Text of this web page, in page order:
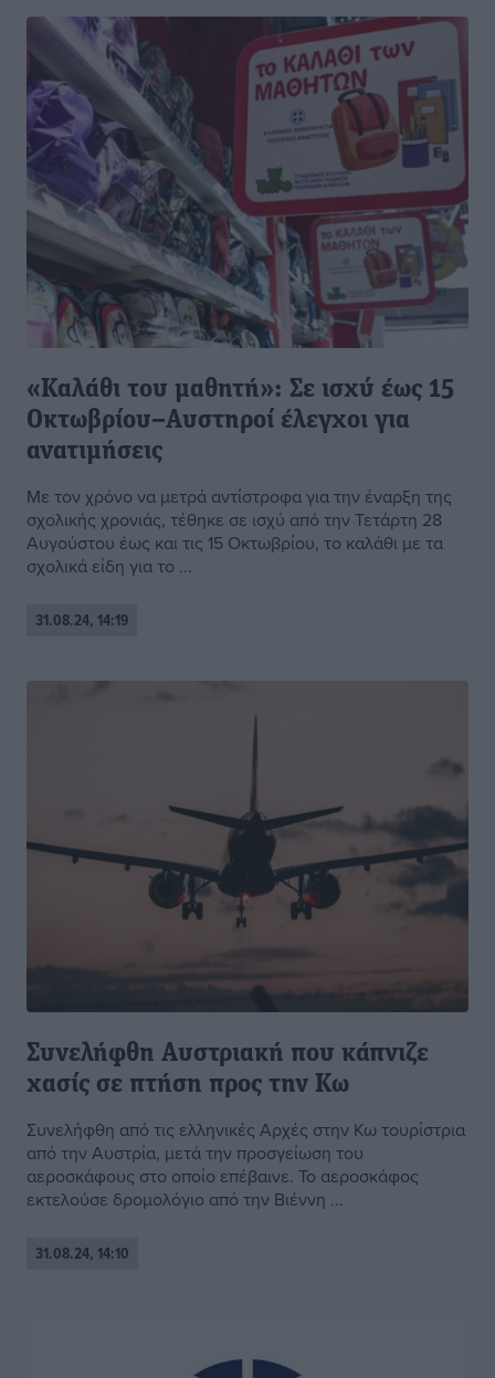
«Καλάθι του μαθητή»: Σε ισχύ έως 15
Οκτωβρίου–Αυστηροί έλεγχοι για
ανατιμήσεις
Με τον χρόνο να μετρά αντίστροφα για την έναρξη της
σχολικής χρονιάς, τέθηκε σε ισχύ από την Τετάρτη 28
Αυγούστου έως και τις 15 Οκτωβρίου, το καλάθι με τα
σχολικά είδη για το ...
31.08.24, 14:19
Συνελήφθη Αυστριακή που κάπνιζε
χασίς σε πτήση προς την Κω
Συνελήφθη από τις ελληνικές Αρχές στην Κω τουρίστρια
από την Αυστρία, μετά την προσγείωση του
αεροσκάφους στο οποίο επέβαινε. Το αεροσκάφος
εκτελούσε δρομολόγιο από την Βιέννη ...
31.08.24, 14:10